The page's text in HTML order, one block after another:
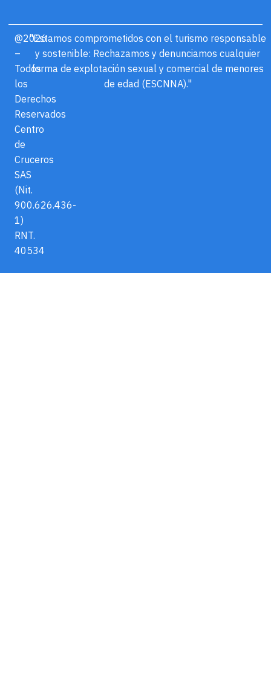
@2026
–
Todos
los
Derechos
Reservados
Centro
de
Cruceros
SAS
(Nit.
900.626.436-
1)
RNT.
40534
"Estamos comprometidos con el turismo responsable
y sostenible: Rechazamos y denunciamos cualquier
forma de explotación sexual y comercial de menores
de edad (ESCNNA)."